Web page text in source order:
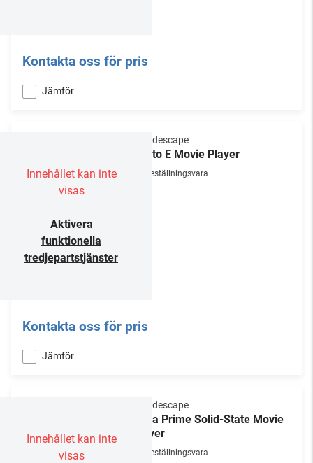
Kontakta oss för pris
Jämför
Innehållet kan inte
visas
Aktivera
funktionella
tredjepartstjänster
Kaleidescape
Strato E Movie Player
Beställningsvara
Kontakta oss för pris
Jämför
Innehållet kan inte
visas
Kaleidescape
Terra Prime Solid-State Movie
Server
Beställningsvara